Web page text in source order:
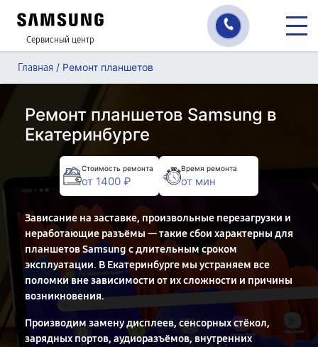
Сервисный центр
Главная / Ремонт планшетов
Ремонт планшетов Samsung в
Екатеринбурге
Стоимость ремонта
от 1400 ₽
Время ремонта
от мин
Зависание на заставке, произвольные перезагрузки и
неработающие разъёмы — такие сбои характерны для
планшетов Samsung с длительным сроком
эксплуатации. В Екатеринбурге мы устраняем все
поломки вне зависимости от их сложности и причины
возникновения.
Производим замену дисплеев, сенсорных стёкол,
зарядных портов, аудиоразъёмов, внутренних